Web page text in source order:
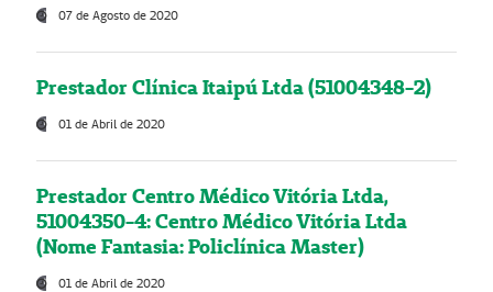
07 de Agosto de 2020
Prestador Clínica Itaipú Ltda (51004348-2)
01 de Abril de 2020
Prestador Centro Médico Vitória Ltda,
51004350-4: Centro Médico Vitória Ltda
(Nome Fantasia: Policlínica Master)
01 de Abril de 2020